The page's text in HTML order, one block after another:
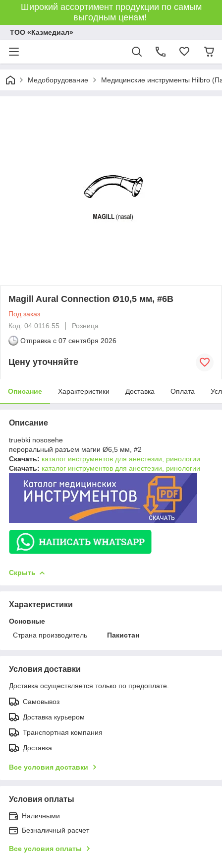
Широкий ассортимент продукции по самым
выгодным ценам!
ТОО «Казмедиал»
Медоборудование Медицинские инструменты Hilbro
Magill Aural Connection Ø10,5 мм, #6B
Под заказ
Код: 04.0116.55
Розница
Отправка с 07 сентября 2026
Цену уточняйте
Описание Характеристики Доставка Оплата
Описание
truebki nososehe
пероральный разъем магии Ø6,5 мм, #2
Скачать: каталог инструментов для анестезии, ринологии
Скачать: каталог инструментов для анестезии, ринологии
Скрыть
Характеристики
Основные
Страна производитель
Пакистан
Условия доставки
Доставка осуществляется только по предоплате.
Самовывоз
Доставка курьером
Транспортная компания
Доставка
Все условия доставки
Условия оплаты
Наличными
Безналичный расчет
Все условия оплаты